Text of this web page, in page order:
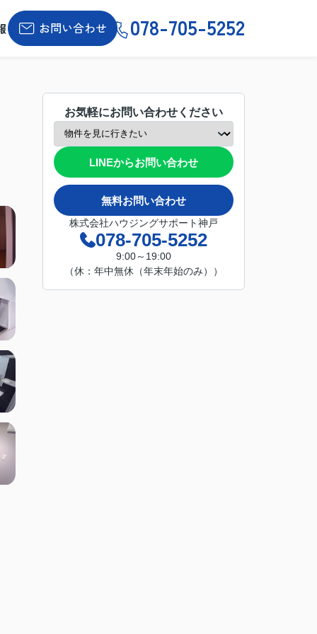
お問い合わせ 078-705-5252
お気軽にお問い合わせください
LINEからお問い合わせ
無料お問い合わせ
株式会社ハウジングサポート神戸
078-705-5252
9:00～19:00
（休：年中無休（年末年始のみ））